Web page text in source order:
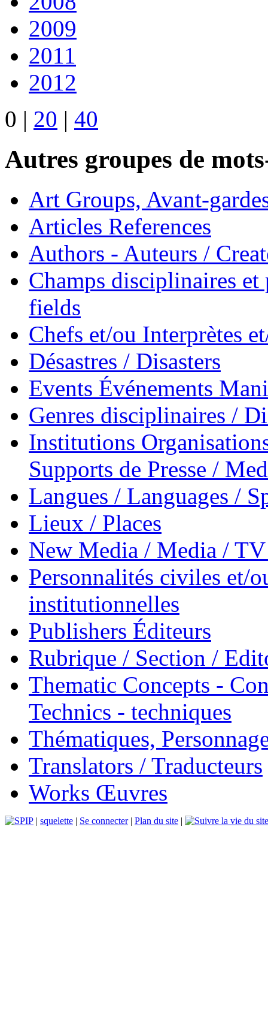
2009
2011
2012
0 | 20 | 40
Autres groupes de
Art Groups, Avant-
Articles References
Authors - Auteurs /
Champs disciplinaires
fields
Chefs et/ou Interprètes
Désastres / Disasters
Events Événements
Genres disciplinaires /
Institutions
Supports de Presse /
Langues / Languages /
Lieux / Places
New Media / Media /
Personnalités civiles et/
institutionnelles
Publishers Éditeurs
Rubrique / Section /
Thematic Concepts -
Technics - techniques
Thématiques,
Translators / Traducteurs
Works Œuvres
| squelette | Se connecter| Plan du site |